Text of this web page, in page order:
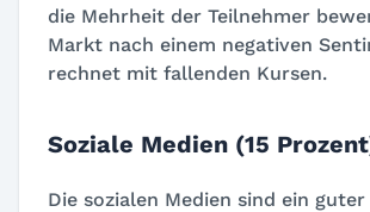
die Mehrheit der Teilnehmer
Markt nach einem negativen
rechnet mit fallenden Kursen.
Soziale Medien (15
Die sozialen Medien sind ein